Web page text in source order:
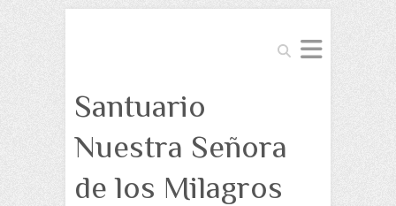
Buscar
Santuario
Nuestra Señora
de los Milagros